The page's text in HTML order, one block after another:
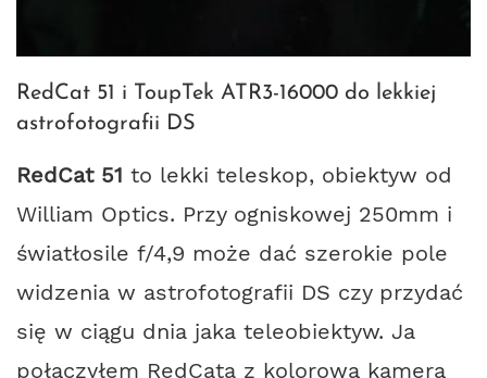
RedCat 51 i ToupTek ATR3-16000 do lekkiej
astrofotografii DS
RedCat 51 to lekki teleskop, obiektyw od
William Optics. Przy ogniskowej 250mm i
światłosile f/4,9 może dać szerokie pole
widzenia w astrofotografii DS czy przydać
się w ciągu dnia jaka teleobiektyw. Ja
połączyłem RedCata z kolorową kamerą